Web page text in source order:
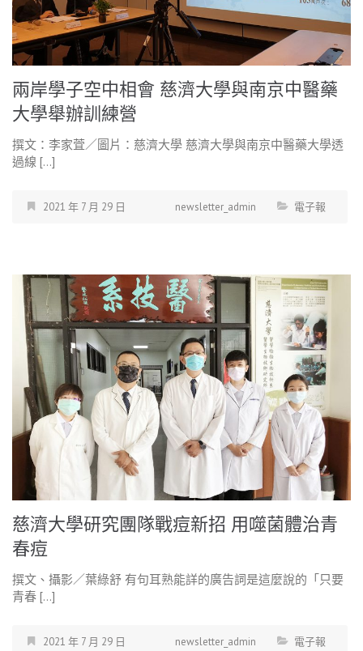
兩岸學子空中相會 慈濟大學與南京中醫藥
大學舉辦訓練營
撰文：李家萓／圖片：慈濟大學 慈濟大學與南京中醫藥大學透
過線 […]
2021 年 7 月 29 日 newsletter_admin 電子報
慈濟大學研究團隊戰痘新招 用噬菌體治青
春痘
撰文、攝影／葉綠舒 有句耳熟能詳的廣告詞是這麼說的「只要
青春 […]
2021 年 7 月 29 日 newsletter_admin 電子報